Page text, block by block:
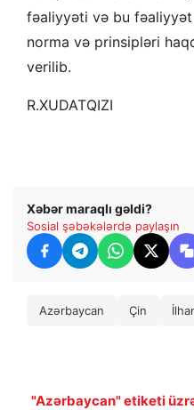
fəaliyyəti və bu
norma və prinsipləri
verilib.
R.XUDATQIZI
Xəbər maraqlı gəldi?
Sosial şəbəkələrdə paylaşın
Azərbaycan Çin
"Azərbaycan" etiketi